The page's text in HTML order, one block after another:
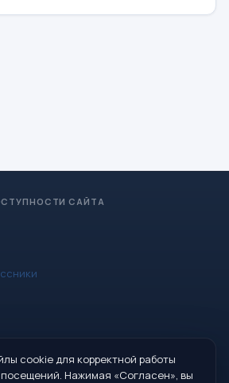
САЙТА
образования Администрации МО
cookie для корректной работы
Нажимая «Согласен», вы